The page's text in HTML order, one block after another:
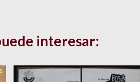
interesar: